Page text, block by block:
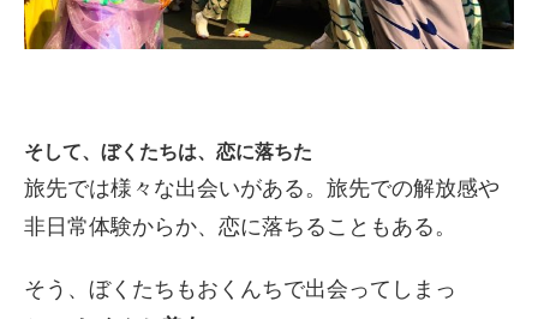
そして、ぼくたちは、恋に落ちた
旅先では様々な出会いがある。旅先での解放感や
非日常体験からか、恋に落ちることもある。
そう、ぼくたちもおくんちで出会ってしまっ